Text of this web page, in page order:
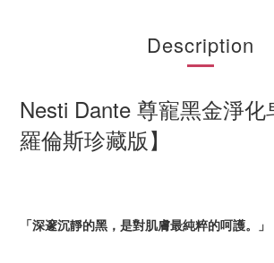
Description
Nesti Dante 尊寵黑金淨
羅倫斯珍藏版】
「深邃沉靜的黑，是對肌膚最純粹的呵護。」